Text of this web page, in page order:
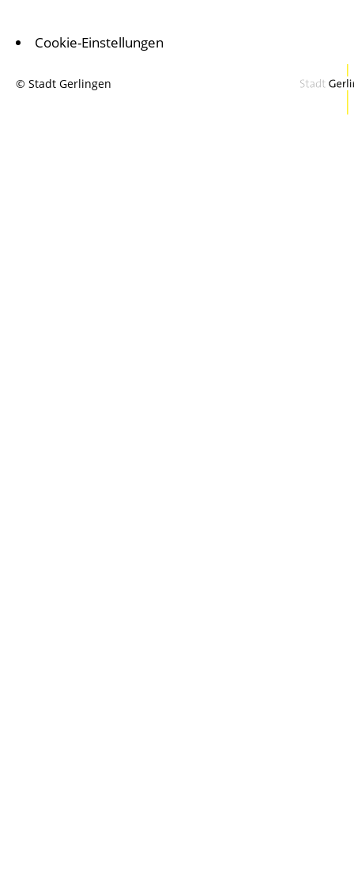
Cookie-Einstellungen
© Stadt Gerlingen